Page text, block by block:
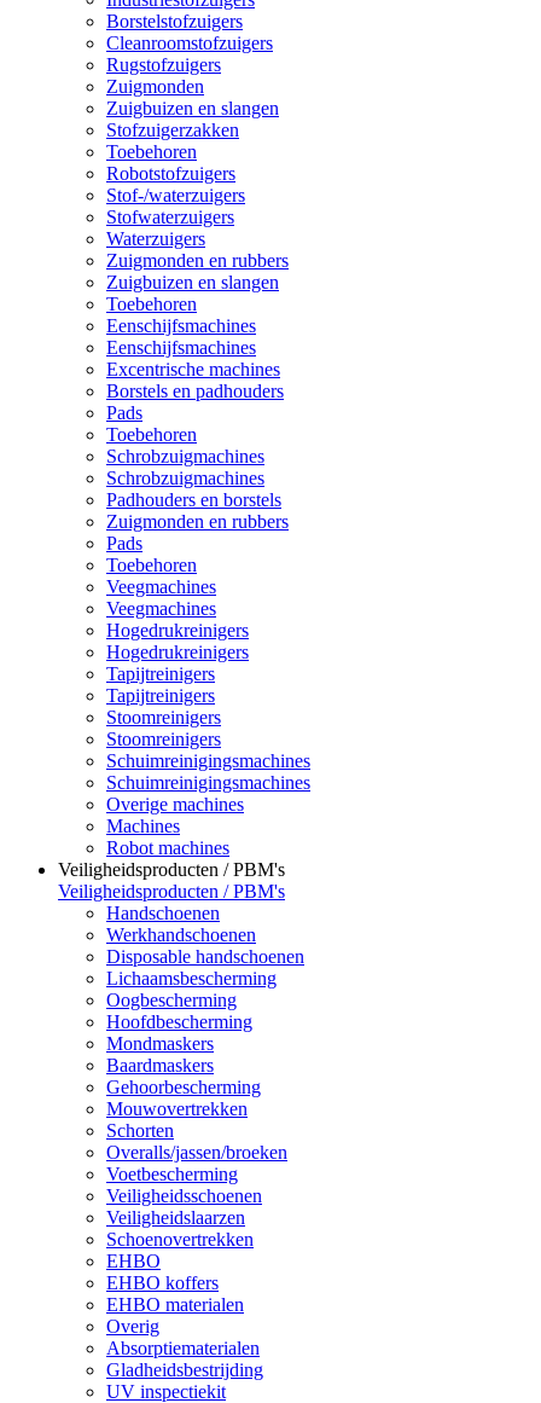
Borstelstofzuigers
Cleanroomstofzuigers
Rugstofzuigers
Zuigmonden
Zuigbuizen en slangen
Stofzuigerzakken
Toebehoren
Robotstofzuigers
Stof-/waterzuigers
Stofwaterzuigers
Waterzuigers
Zuigmonden en rubbers
Zuigbuizen en slangen
Toebehoren
Eenschijfsmachines
Eenschijfsmachines
Excentrische machines
Borstels en padhouders
Pads
Toebehoren
Schrobzuigmachines
Schrobzuigmachines
Padhouders en borstels
Zuigmonden en rubbers
Pads
Toebehoren
Veegmachines
Veegmachines
Hogedrukreinigers
Hogedrukreinigers
Tapijtreinigers
Tapijtreinigers
Stoomreinigers
Stoomreinigers
Schuimreinigingsmachines
Schuimreinigingsmachines
Overige machines
Machines
Robot machines
Veiligheidsproducten / PBM's
Veiligheidsproducten / PBM's
Handschoenen
Werkhandschoenen
Disposable handschoenen
Lichaamsbescherming
Oogbescherming
Hoofdbescherming
Mondmaskers
Baardmaskers
Gehoorbescherming
Mouwovertrekken
Schorten
Overalls/jassen/broeken
Voetbescherming
Veiligheidsschoenen
Veiligheidslaarzen
Schoenovertrekken
EHBO
EHBO koffers
EHBO materialen
Overig
Absorptiematerialen
Gladheidsbestrijding
UV inspectiekit